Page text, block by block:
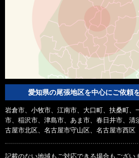
愛知県の尾張地区を中心にご依頼
岩倉市、小牧市、江南市、大口町、扶桑町、
市、稲沢市、津島市、あま市、春日井市、清
古屋市北区、名古屋市守山区、名古屋市西区
記載のない地域もご対応できる場合もござい